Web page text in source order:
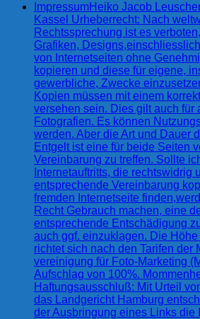
ImpressumHeiko Jacob
Kassel Urheberrecht: Nach
Rechtssprechung ist es
Grafiken,
von Internetseiten ohne
kopieren und diese für eigene,
gewerbliche, Zwecke
Kopien müssen mit einem
versehen sein. Dies gilt auch für
Fotografien. Es können
werden. Aber die Art und Dauer
Entgelt ist eine für beide Seiten
Vereinbarung zu treffen. Sollte
Internetauftritts, die rechtswidrig
entsprechende Vereinbarung
fremden Internetseite
Recht Gebrauch machen, eine
entsprechende Entschädigung
auch ggf. einzuklagen. Die
richtet sich nach den Tarifen der
vereinigung für Foto-Marketing
Aufschlag von 100%.
Haftungsausschluß: Mit Urteil
das Landgericht Hamburg
der Ausbringung eines Links die